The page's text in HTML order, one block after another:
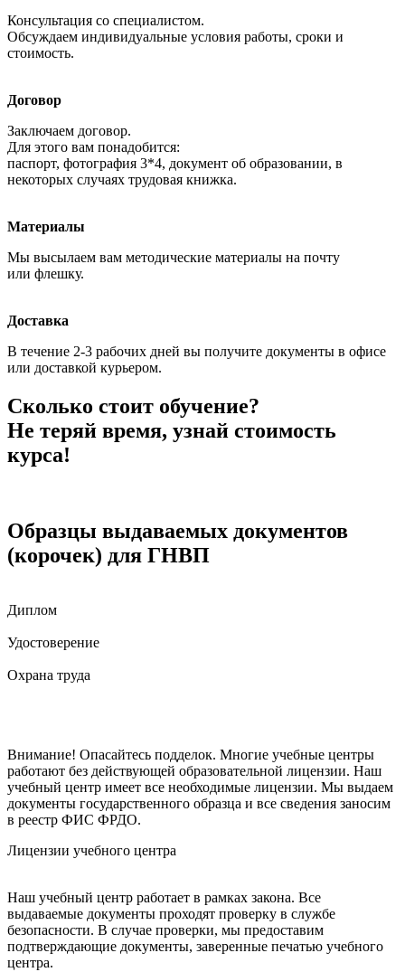
Должен знать: действующие правила и инструкции по технологии,
технике и организации производства; основные сведения по геологии
месторождений и технологии добычи нефти, газа, термальных,
конструкции скважин; режимы ведения буровых работ в морских
бурового и силового оборудования, ППВО, автоматических
механизмов, предохранительных устройств; устройство
электробуров и турбобуров; способы устранения возможных
неисправностей турбобура, электробура и токоподвода: приказы,
судах.
Консультация со специалистом.
Обсуждаем индивидуальные условия работы, сроки и
стоимость.
Договор
Заключаем договор.
Для этого вам понадобится:
паспорт, фотография 3*4, документ об образовании, в
некоторых случаях трудовая книжка.
Материалы
Мы высылаем вам методические материалы на почту
или флешку.
Доставка
В течение 2-3 рабочих дней вы получите документы в офисе
или доставкой курьером.
Сколько стоит обучение?
Не теряй время, узнай стоимость
курса!
Образцы выдаваемых документов
(корочек) для ГНВП
Диплом
Удостоверение
Охрана труда
Внимание! Опасайтесь подделок. Многие учебные центры
работают без действующей образовательной лицензии. Наш
учебный центр имеет все необходимые лицензии. Мы выдаем
документы государственного образца и все сведения заносим
в реестр ФИС ФРДО.
Лицензии учебного центра
Наш учебный центр работает в рамках закона. Все
выдаваемые документы проходят проверку в службе
безопасности. В случае проверки, мы предоставим
подтверждающие документы, заверенные печатью учебного
центра.